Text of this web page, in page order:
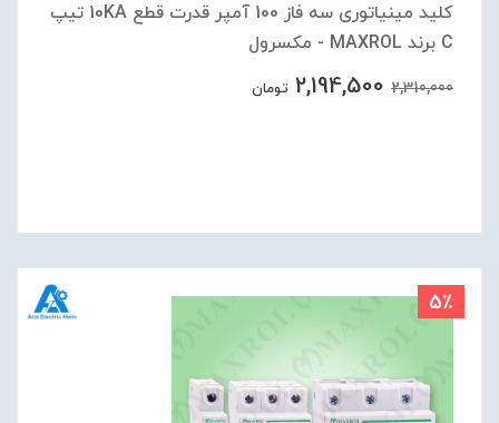
کلید مینیاتوری سه فاز 100 آمپر قدرت قطع 10KA تیپ
C برند MAXROL - مکسرول
2,310,000
2,194,500 تومان
5٪